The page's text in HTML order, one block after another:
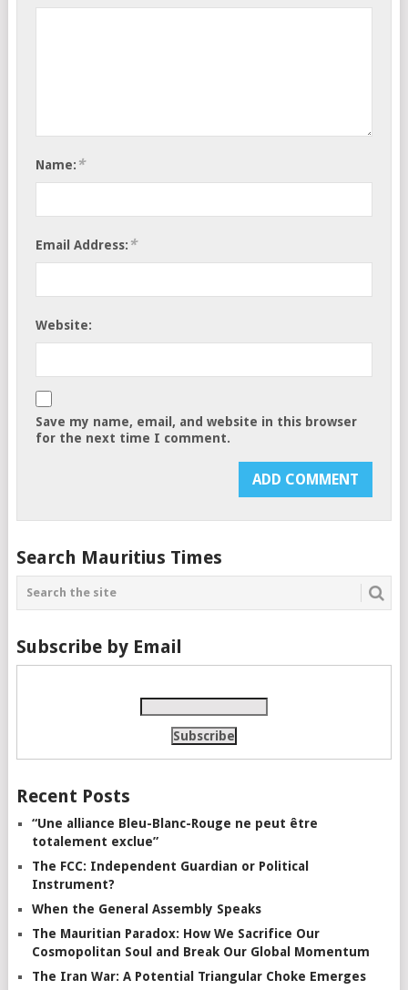
Name: *
Email Address: *
Website:
Save my name, email, and website in this browser
for the next time I comment.
Search Mauritius Times
Subscribe by Email
Recent Posts
“Une alliance Bleu-Blanc-Rouge ne peut être
totalement exclue”
The FCC: Independent Guardian or Political
Instrument?
When the General Assembly Speaks
The Mauritian Paradox: How We Sacrifice Our
Cosmopolitan Soul and Break Our Global Momentum
The Iran War: A Potential Triangular Choke Emerges